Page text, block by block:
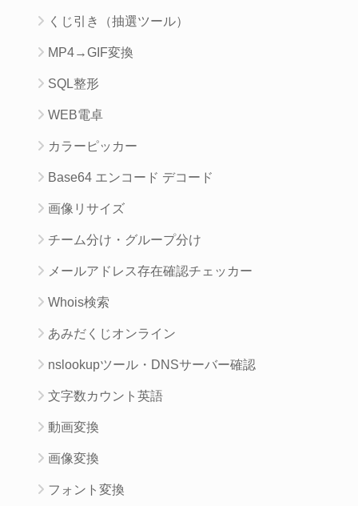
くじ引き（抽選ツール）
MP4→GIF変換
SQL整形
WEB電卓
カラーピッカー
Base64 エンコード デコード
画像リサイズ
チーム分け・グループ分け
メールアドレス存在確認チェッカー
Whois検索
あみだくじオンライン
nslookupツール・DNSサーバー確認
文字数カウント英語
動画変換
画像変換
フォント変換